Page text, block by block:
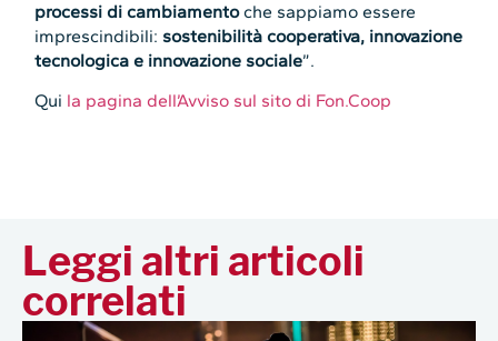
processi di cambiamentoche sappiamo essere
imprescindibili: sostenibilità cooperativa, innovazione
tecnologica e innovazione sociale”.
Qui la pagina dell’Avviso sul sito di Fon.Coop
Leggi altri articoli
correlati